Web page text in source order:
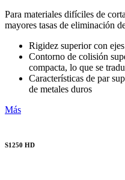
Para materiales difíciles de
mayores tasas de eliminación
Rigidez superior con
Contorno de colisión
compacta, lo que se
Características de par
de metales duros
Más
S1250 HD